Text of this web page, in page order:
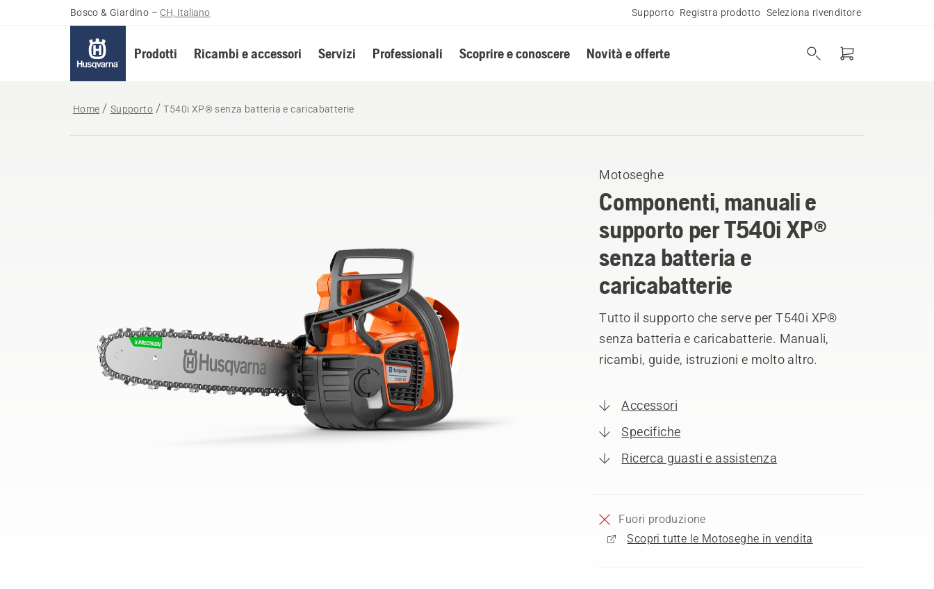
Bosco & Giardino – CH, Italiano Supporto Registra prodotto Seleziona rivenditore
Prodotti Ricambi e accessori Servizi Professionali Scoprire e conoscere Novità e offerte
Home Supporto T540i XP® senza batteria e caricabatterie
Motoseghe
Componenti, manuali e
supporto per T540i XP®
senza batteria e
caricabatterie
Tutto il supporto che serve per T540i XP®
senza batteria e caricabatterie. Manuali,
ricambi, guide, istruzioni e molto altro.
Accessori
Specifiche
Ricerca guasti e assistenza
Fuori produzione
Scopri tutte le Motoseghe in vendita